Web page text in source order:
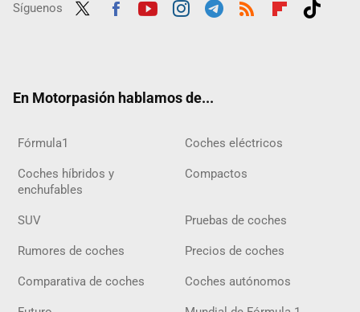
Síguenos
En Motorpasión hablamos de...
Fórmula1 Coches eléctricos
Coches híbridos y
enchufables
Compactos
SUV Pruebas de coches
Rumores de coches Precios de coches
Comparativa de coches Coches autónomos